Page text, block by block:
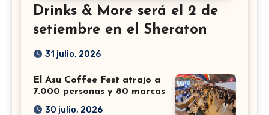
Drinks & More será el 2 de
setiembre en el Sheraton
31 julio, 2026
El Asu Coffee Fest atrajo a
7.000 personas y 80 marcas
30 julio, 2026